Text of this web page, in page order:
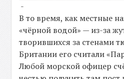
-
В то время, как местные
«чёрной водой» — из-за
творившихся за стенами
Британии его считали
Любой морской офицер